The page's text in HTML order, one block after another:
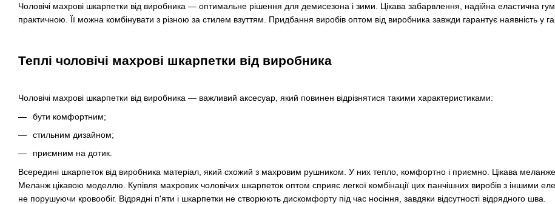
Чоловічі махрові шкарпетки від виробника — оптимальне рішення для демисезона і зими. Цікава забарвлення, надійна еластична
практичною. Її можна комбінувати з різною за стилем взуттям. Придбання виробів оптом від виробника завжди гарантує наявність у
Теплі чоловічі махрові шкарпетки від виробника
Чоловічі махрові шкарпетки від виробника — важливий аксесуар, який повинен відрізнятися такими характеристиками:
бути комфортним;
стильним дизайном;
приємним на дотик.
Всередині шкарпеток від виробника матеріал, який схожий з махровим рушником. У них тепло, комфортно і приємно. Цікава
Меланж цікавою моделлю. Купівля махрових чоловічих шкарпеток оптом сприяє легкої комбінації цих панчішних виробів з іншими
не порушуючи кровообіг. Відрядні п'яти і шкарпетки не створюють дискомфорту під час носіння, завдяки відсутності відрядного шва.